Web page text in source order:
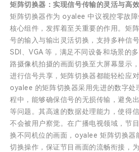
矩阵切换器：实现信号传输的灵活与高效
矩阵切换器作为 oyalee 中议视控零故
核心组件，发挥着至关重要的作用。矩
号的输入与输出灵活切换，支持多种信
SDI、VGA 等，满足不同设备和场景的
路摄像机拍摄的画面切换至大屏幕显示
进行信号共享，矩阵切换器都能轻松应对
oyalee 的矩阵切换器采用先进的数字处
程中，能够确保信号的无损传输，避免
等问题。其高速的数据处理能力，使得
不会被用户察觉。在广播电视领域，节
换不同机位的画面，oyalee 矩阵切换器
切换操作，保证节目画面的流畅衔接，